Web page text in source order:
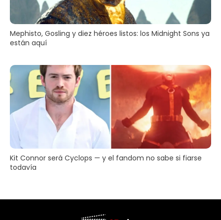
Mephisto, Gosling y diez héroes listos: los Midnight Sons ya
están aquí
Kit Connor será Cyclops — y el fandom no sabe si fiarse
todavía